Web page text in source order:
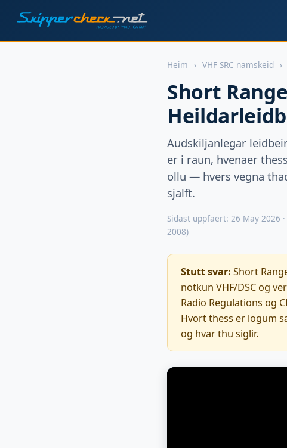
Heim › VHF SRC namskeid ›
Short
Audskiljanlegar
er i raun, hvenaer
ollu — hvers vegna
sjalft.
Sidast uppfaert: 26 May 2026
2008)
Stutt svar: Short
notkun VHF/DSC og
Radio Regulations og
Hvort thess er logum
og hvar thu siglir.